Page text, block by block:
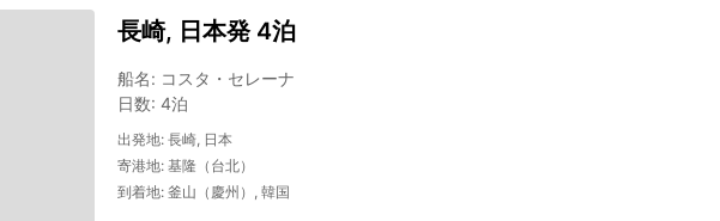
長崎, 日本発 4泊
船名: コスタ・セレーナ
日数: 4泊
出発地: 長崎, 日本
寄港地: 基隆（台北）
到着地: 釜山（慶州）, 韓国